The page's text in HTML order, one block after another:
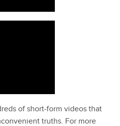
of short-form videos that
truths. For more